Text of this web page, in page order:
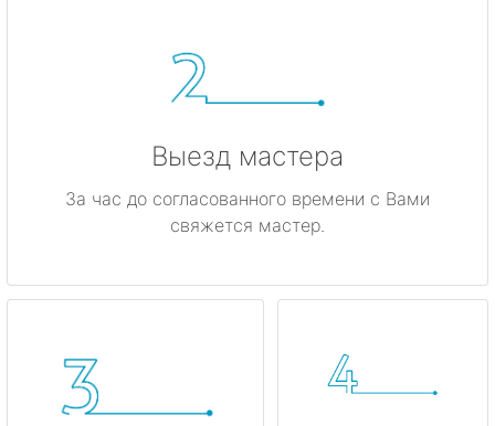
Выезд мастера
За час до согласованного времени с Вами
свяжется мастер.